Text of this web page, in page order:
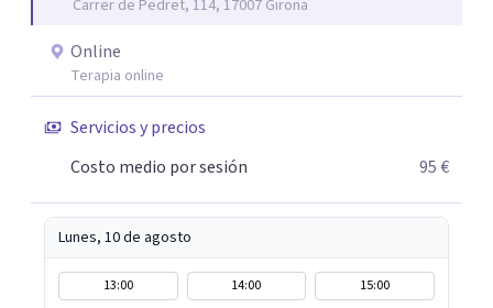
Carrer de Pedret, 114, 17007 Girona
Online
Terapia online
Servicios y precios
Costo medio por sesión
95 €
Lunes, 10 de agosto
13:00 14:00
15:00